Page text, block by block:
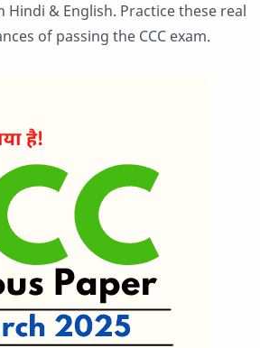
Hindi & English. Practice these real
of passing the CCC exam.